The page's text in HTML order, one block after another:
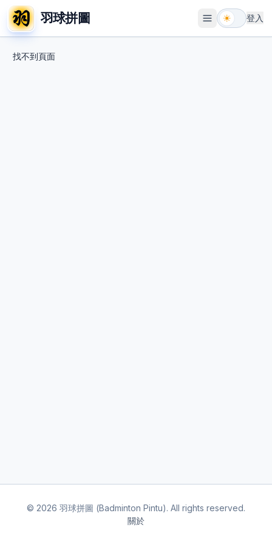
羽球拼圖 開啟選單
登入
找不到頁面
© 2026 羽球拼圖 (Badminton Pintu). All rights reserved.
關於